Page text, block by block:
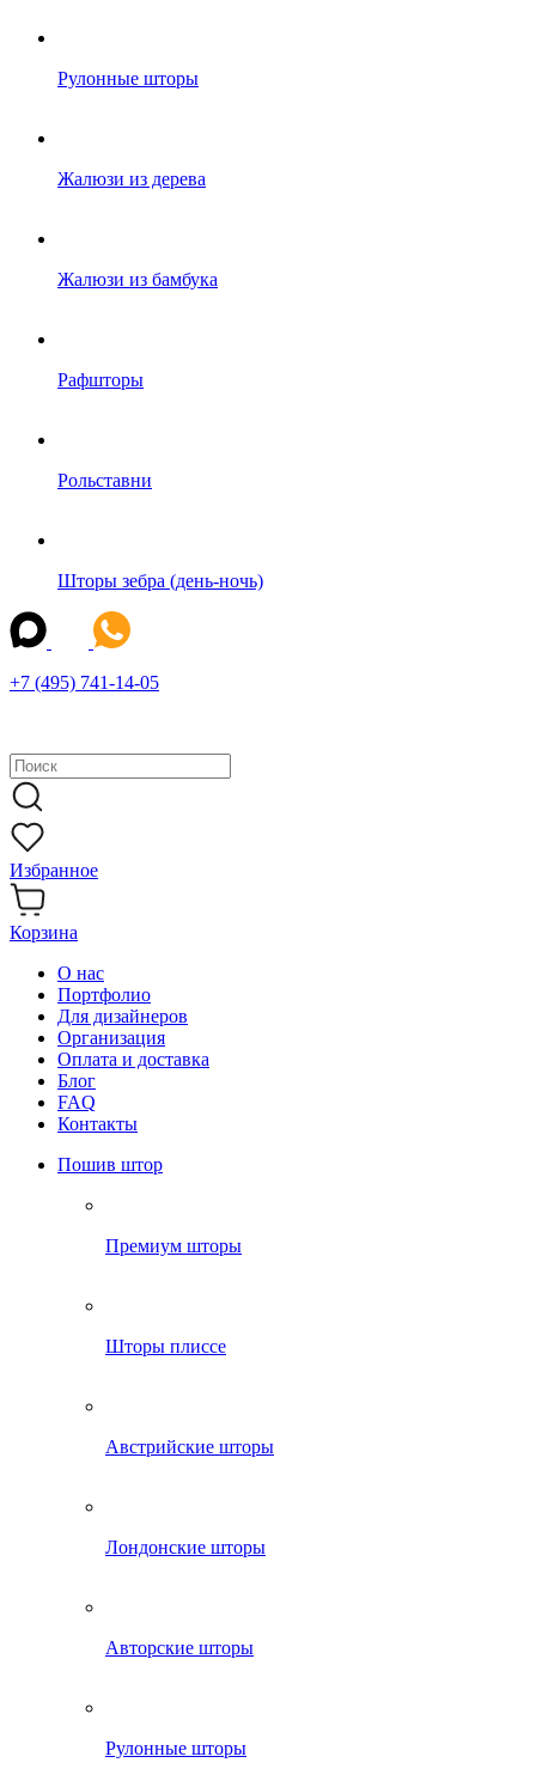
Рулонные шторы
Жалюзи из дерева
Жалюзи из бамбука
Рафшторы
Рольставни
Шторы зебра (день-ночь)
+7 (495) 741-14-05
Избранное
Корзина
О нас
Портфолио
Для дизайнеров
Организация
Оплата и доставка
Блог
FAQ
Контакты
Пошив штор
Премиум шторы
Шторы плиссе
Австрийские шторы
Лондонские шторы
Авторские шторы
Рулонные шторы